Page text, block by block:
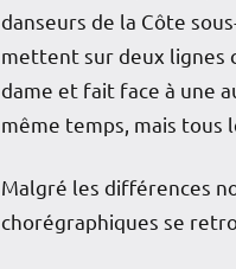
danseurs de la Côte
mettent sur deux lignes
dame et fait face à une
même temps, mais tous
Malgré les différences
chorégraphiques se